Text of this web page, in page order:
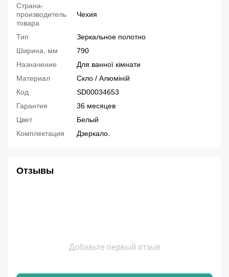
Страна-
производитель
товара
Чехия
Тип
Зеркальное полотно
Ширина, мм
790
Назначение
Для ванної кімнати
Материал
Скло / Алюміній
Код
SD00034653
Гарантия
36 месяцев
Цвет
Белый
Комплектация
Дзеркало.
Отзывы
Добавьте первый отзыв